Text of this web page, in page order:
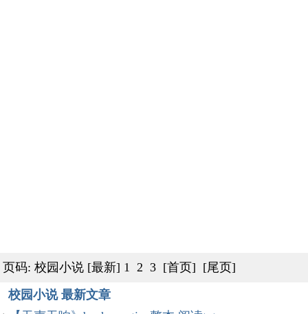
页码: 校园小说 [最新] 1 2 3 [首页] [尾页]
校园小说 最新文章